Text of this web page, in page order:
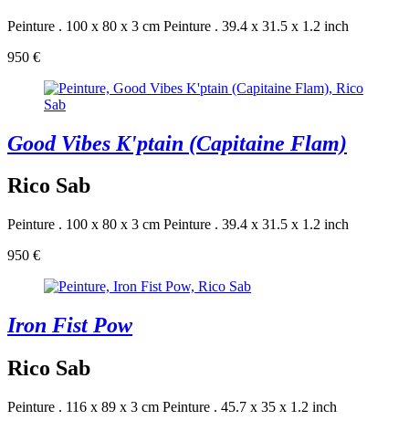
Peinture . 100 x 80 x 3 cm Peinture . 39.4 x 31.5 x 1.2 inch
950 €
Good Vibes K'ptain (Capitaine Flam)
Rico Sab
Peinture . 100 x 80 x 3 cm Peinture . 39.4 x 31.5 x 1.2 inch
950 €
Iron Fist Pow
Rico Sab
Peinture . 116 x 89 x 3 cm Peinture . 45.7 x 35 x 1.2 inch